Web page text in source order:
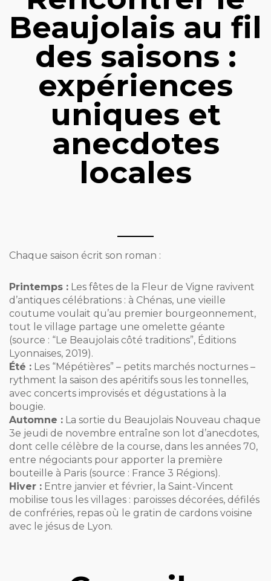
Beaujolais au fil
des saisons :
expériences
uniques et
anecdotes
locales
Chaque saison écrit son roman :
Printemps : Les fêtes de la Fleur de Vigne ravivent
d’antiques célébrations : à Chénas, une vieille
coutume voulait qu’au premier bourgeonnement,
tout le village partage une omelette géante
(source : “Le Beaujolais côté traditions”, Éditions
Lyonnaises, 2019).
Été : Les “Mépétières” – petits marchés nocturnes –
rythment la saison des apéritifs sous les tonnelles,
avec concerts improvisés et dégustations à la
bougie.
Automne : La sortie du Beaujolais Nouveau chaque
3e jeudi de novembre entraîne son lot d’anecdotes,
dont celle célèbre de la course, dans les années 70,
entre négociants pour apporter la première
bouteille à Paris (source : France 3 Régions).
Hiver : Entre janvier et février, la Saint-Vincent
mobilise tous les villages : paroisses décorées, défilés
de confréries, repas où le gratin de cardons voisine
avec le jésus de Lyon.